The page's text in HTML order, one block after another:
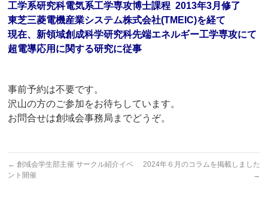
工学系研究科電気系工学専攻博士課程 2013年3月修了
東芝三菱電機産業システム株式会社(TMEIC)を経て
現在、 新領域創成科学研究科先端エネルギー工学専攻にて
超電導応用に関する研究に従事
事前予約は不要です。
沢山の方のご参加をお待ちしています。
お問合せは創域会事務局までどうぞ。
← 創域会学生部主催 サークル紹介イベ
ント開催
2024年６月のコラムを掲載しました
→